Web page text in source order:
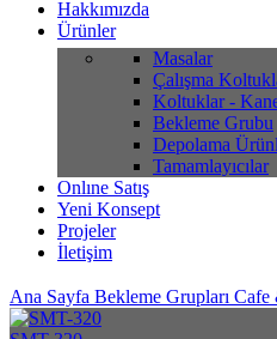
Hakkımızda
Ürünler
Masalar
Çalışma
Koltuklar -
Bekleme Grubu
Depolama
Tamamlayıcılar
Onlıne Satış
Yeni Konsept
Projeler
İletişim
Ana Sayfa Bekleme Grupları Cafe